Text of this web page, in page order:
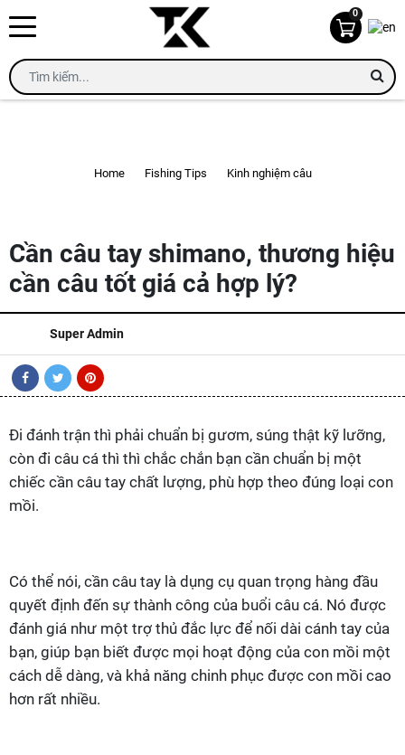
0
Home Fishing Tips
Kinh nghiệm câu
Cần câu tay shimano, thương hiệu
cần câu tốt giá cả hợp lý?
Super Admin
Đi đánh trận thì phải chuẩn bị gươm, súng thật kỹ lưỡng,
còn đi câu cá thì thì chắc chắn bạn cần chuẩn bị một
chiếc cần câu tay chất lượng, phù hợp theo đúng loại con
mồi.
Có thể nói, cần câu tay là dụng cụ quan trọng hàng đầu
quyết định đến sự thành công của buổi câu cá. Nó được
đánh giá như một trợ thủ đắc lực để nối dài cánh tay của
bạn, giúp bạn biết được mọi hoạt động của con mồi một
cách dễ dàng, và khả năng chinh phục được con mồi cao
hơn rất nhiều.